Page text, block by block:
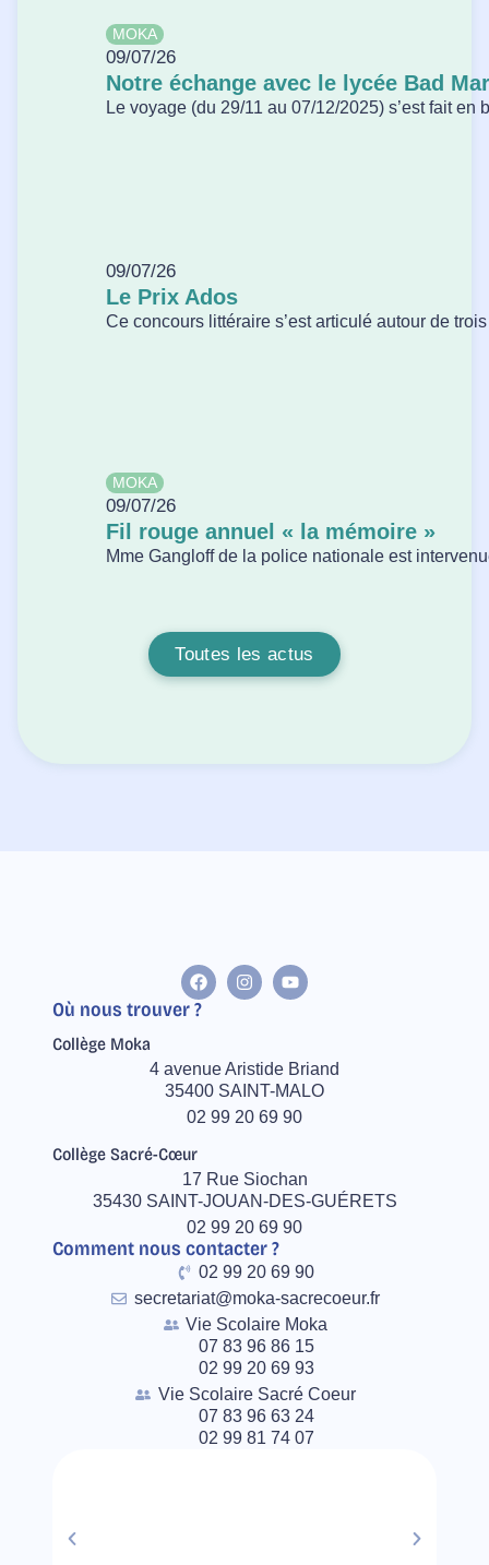
MOKA
09/07/26
Notre échange avec le lycée Bad
Le voyage (du 29/11 au 07/12/2025) s’est fait en
09/07/26
Le Prix Ados
Ce concours littéraire s’est articulé autour de
MOKA
09/07/26
Fil rouge annuel « la mémoire »
Mme Gangloff de la police nationale est
Toutes les actus
Où nous trouver ?
Collège Moka
4 avenue Aristide Briand
35400 SAINT-MALO
02 99 20 69 90
Collège Sacré-Cœur
17 Rue Siochan
35430 SAINT-JOUAN-DES-GUÉRETS
02 99 20 69 90
Comment nous contacter ?
02 99 20 69 90
secretariat@moka-sacrecoeur.fr
Vie Scolaire Moka
07 83 96 86 15
02 99 20 69 93
Vie Scolaire Sacré Coeur
07 83 96 63 24
02 99 81 74 07